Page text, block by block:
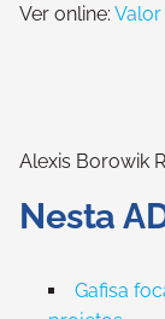
Ver online:
Alexis Borowik
Nesta
Gafisa